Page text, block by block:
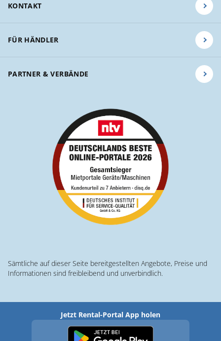
KONTAKT
FÜR HÄNDLER
PARTNER & VERBÄNDE
Sämtliche auf dieser Seite bereitgestellten Angebote, Preise und
Informationen sind freibleibend und unverbindlich.
Jetzt Rental-Portal App holen